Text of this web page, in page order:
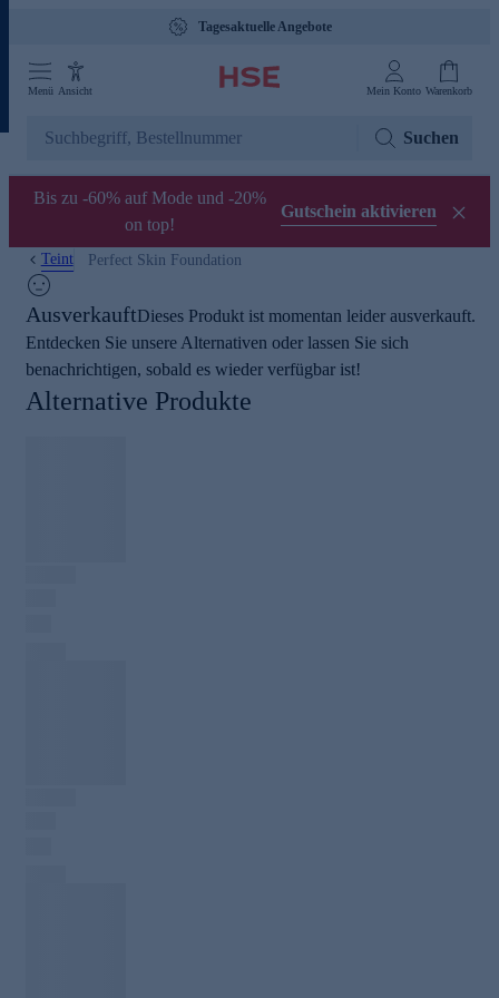
Tagesaktuelle Angebote
Menü Ansicht Mein Konto Warenkorb
Suchen
Bis zu -60% auf Mode und -20%
on top!
Gutschein aktivieren
Teint Perfect Skin Foundation
AusverkauftDieses Produkt ist momentan leider ausverkauft.
Entdecken Sie unsere Alternativen oder lassen Sie sich
benachrichtigen, sobald es wieder verfügbar ist!
Alternative Produkte